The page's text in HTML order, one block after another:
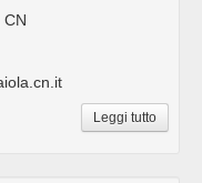
CN
Leggi tutto